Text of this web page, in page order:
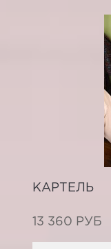
КАРТЕЛЬ
13 360 РУБ